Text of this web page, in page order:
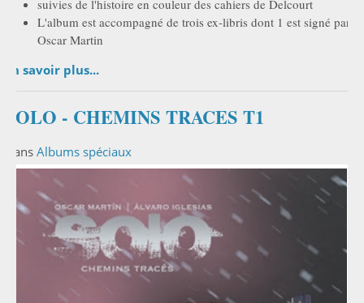
suivies de l'histoire en couleur des cahiers de Delcourt
L'album est accompagné de trois ex-libris dont 1 est signé par
Oscar Martin
En savoir plus...
SOLO - CHEMINS TRACES T1
Dans Albums spéciaux